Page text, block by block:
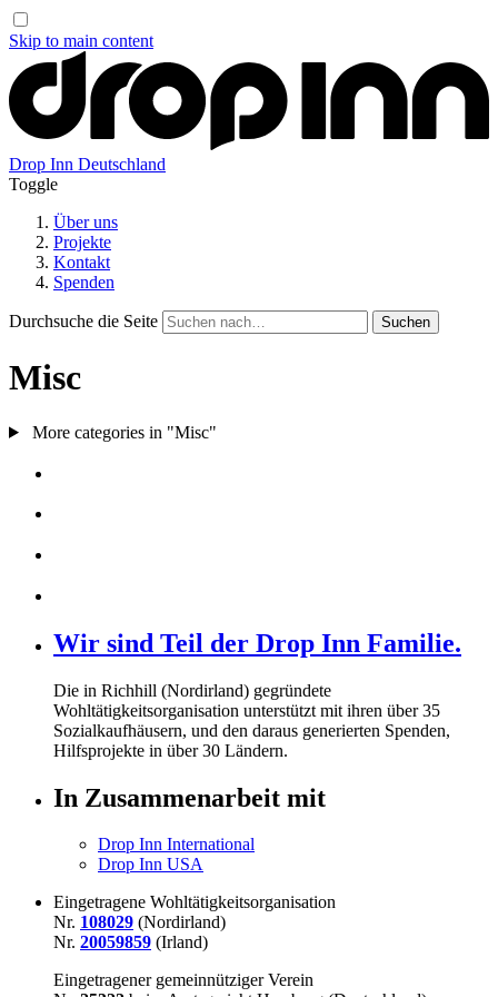
Skip to main content
Drop Inn Deutschland
Toggle
Über uns
Projekte
Kontakt
Spenden
Durchsuche die Seite
Misc
More categories in "Misc"
Wir sind Teil der Drop Inn Familie.
Die in Richhill (Nordirland) gegründete
Wohltätigkeitsorganisation unterstützt mit ihren über35
Sozialkaufhäusern, und den daraus generierten Spenden,
Hilfsprojekte in über30 Ländern.
In Zusammenarbeit mit
Drop Inn International
Drop Inn USA
Eingetragene Wohltätigkeitsorganisation
Nr. 108029 (Nordirland)
Nr. 20059859 (Irland)
Eingetragener gemeinnütziger Verein